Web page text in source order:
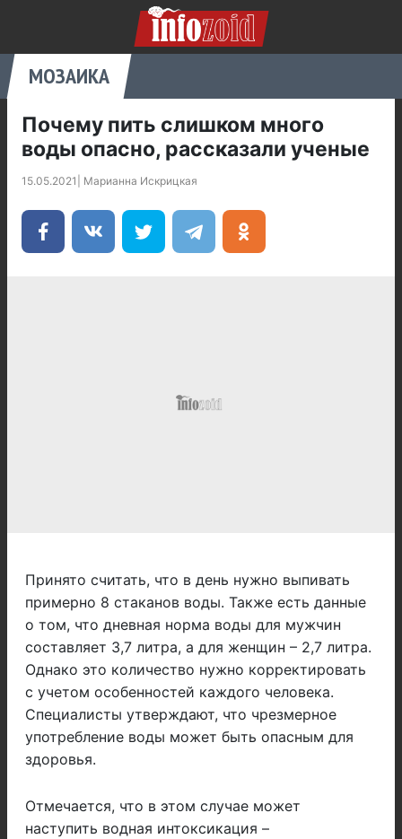
МОЗАИКА
Почему пить слишком много
воды опасно, рассказали ученые
15.05.2021 Марианна Искрицкая
Принято считать, что в день нужно выпивать
примерно 8 стаканов воды. Также есть данные
о том, что дневная норма воды для мужчин
составляет 3,7 литра, а для женщин – 2,7 литра.
Однако это количество нужно корректировать
с учетом особенностей каждого человека.
Специалисты утверждают, что чрезмерное
употребление воды может быть опасным для
здоровья.
Отмечается, что в этом случае может
наступить водная интоксикация –